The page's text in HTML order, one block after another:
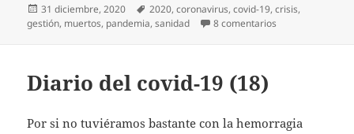
Publicado
el
31 diciembre, 2020 Etiquetas
2020,coronavirus,covid-19,crisis,
gestión, muertos, pandemia,sanidad 8 comentarios
Diario del covid-19 (18)
Por si no tuviéramos bastante con la hemorragia